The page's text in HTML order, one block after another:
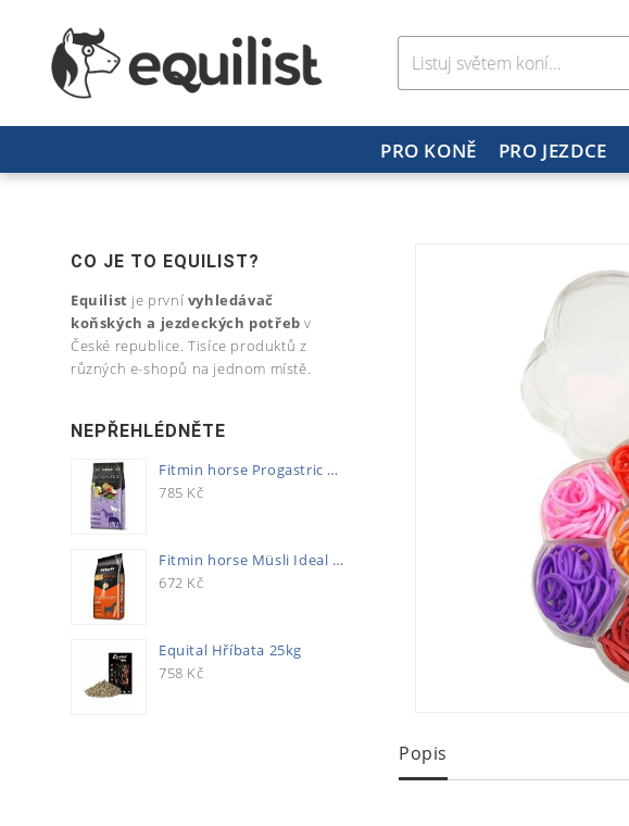
PRO KONĚ PRO JEZDCE
Popis
CO JE TO EQUILIST?
Equilist je první vyhledávač
koňských a jezdeckých potřeb v
České republice. Tisíce produktů z
různých e-shopů na jednom místě.
NEPŘEHLÉDNĚTE
Fitmin horse Progastric 20kg
785 Kč
Fitmin horse Müsli Ideal 20kg
672 Kč
Equital Hříbata 25kg
758 Kč